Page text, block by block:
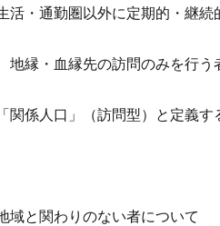
・通勤圏以外に定期的・継続
地縁・血縁先の訪問のみを行う
関係人口」（訪問型）と定義す
域と関わりのない者について